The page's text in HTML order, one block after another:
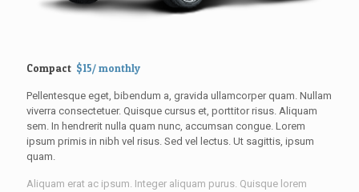
Compact $15/ monthly
Pellentesque eget, bibendum a, gravida ullamcorper quam. Nullam
viverra consectetuer. Quisque cursus et, porttitor risus. Aliquam
sem. In hendrerit nulla quam nunc, accumsan congue. Lorem
ipsum primis in nibh vel risus. Sed vel lectus. Ut sagittis, ipsum
quam.
Aliquam erat ac ipsum. Integer aliquam purus. Quisque lorem